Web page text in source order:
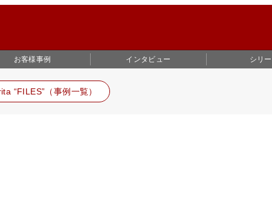
お客様事例 インタビュー シリ
“FILES”（事例一覧）